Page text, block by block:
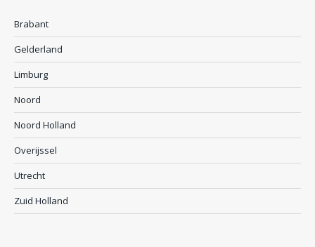
Brabant
Gelderland
Limburg
Noord
Noord Holland
Overijssel
Utrecht
Zuid Holland